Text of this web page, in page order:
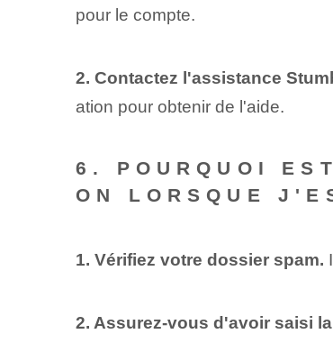
pour le compte.
2. Contactez l'assistance
ation pour obtenir de l'aide.
6. POURQUOI
ON LORSQUE
1. Vérifiez votre dossier spam.
2. Assurez-vous d'avoir saisi